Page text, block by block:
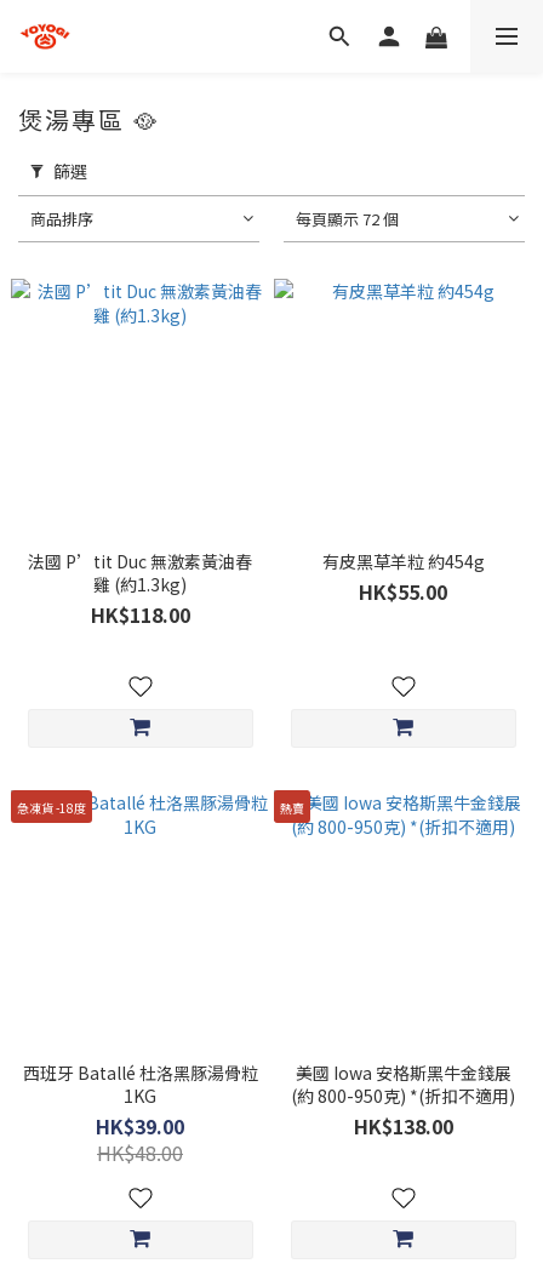
煲湯專區 🥘
篩選
商品排序 每頁顯示 72 個
法國 P’tit Duc 無激素黃油春
雞 (約1.3kg)
HK$118.00
有皮黑草羊粒 約454g
HK$55.00
急凍貨 -18度
西班牙 Batallé 杜洛黑豚湯骨粒
1KG
HK$39.00
HK$48.00
熱賣
美國 Iowa 安格斯黑牛金錢展
(約 800-950克) *(折扣不適用)
HK$138.00